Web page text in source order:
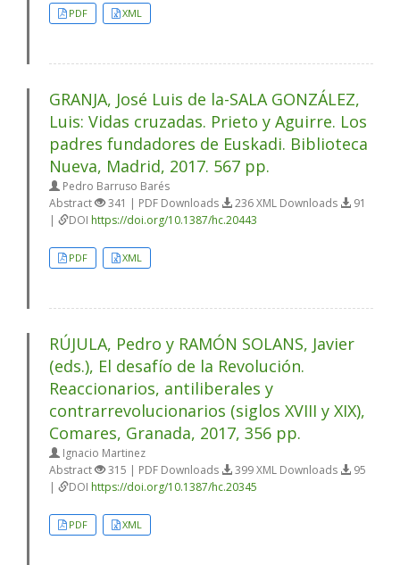
PDF XML
GRANJA, José Luis de la-SALA GONZÁLEZ,
Luis: Vidas cruzadas. Prieto y Aguirre. Los
padres fundadores de Euskadi. Biblioteca
Nueva, Madrid, 2017. 567 pp.
Pedro Barruso Barés
Abstract
341 | PDF Downloads 236 XML Downloads
91
|
DOI https://doi.org/10.1387/hc.20443
PDF XML
RÚJULA, Pedro y RAMÓN SOLANS, Javier
(eds.), El desafío de la Revolución.
Reaccionarios, antiliberales y
contrarrevolucionarios (siglos XVIII y XIX),
Comares, Granada, 2017, 356 pp.
Ignacio Martinez
Abstract
315 | PDF Downloads 399 XML Downloads
95
|
DOI https://doi.org/10.1387/hc.20345
PDF XML